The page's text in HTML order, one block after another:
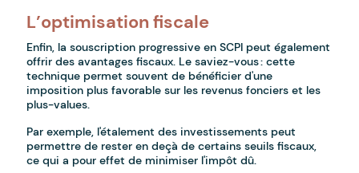
L’optimisation fiscale
Enfin, la souscription progressive en SCPI peut également
offrir des avantages fiscaux. Le saviez-vous : cette
technique permet souvent de bénéficier d'une
imposition plus favorable sur les revenus fonciers et les
plus-values.
Par exemple, l'étalement des investissements peut
permettre de rester en deçà de certains seuils fiscaux,
ce qui a pour effet de minimiser l'impôt dû.